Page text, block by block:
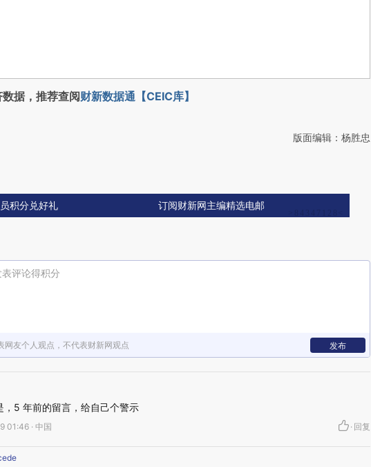
据，推荐查阅财新数据通【CEIC库】
版面编辑：杨胜忠
积分兑好礼 订阅财新网主编精选电邮
表评论得积分
网友个人观点，不代表财新网观点 发布
，5 年前的留言，给自己个警示
01:46 · 中国 · 回复